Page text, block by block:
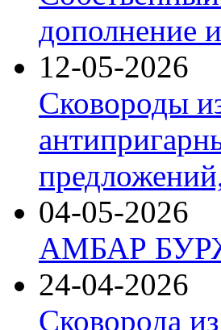
дополнение
12-05-2026
Сковороды
04-05-2026
АМБАР
24-04-2026
Сковорода